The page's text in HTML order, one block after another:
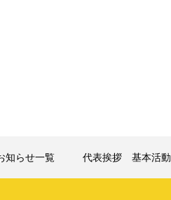
知らせ一覧 代表挨拶 基本活動